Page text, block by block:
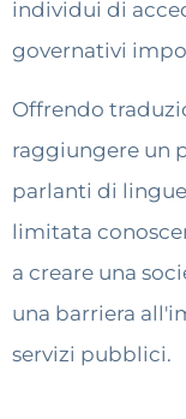
individui di
governativi
Offrendo
raggiungere un
parlanti di
limitata
a creare una
una barriera
servizi pubblici.